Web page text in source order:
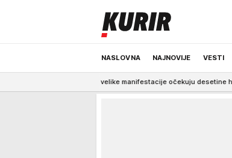
NASLOVNA NAJNOVIJE VESTI
ODRŽIVA BUDUĆNOST REGION
Četiri velike manifestacije očekuju desetine hiljada posetilaca